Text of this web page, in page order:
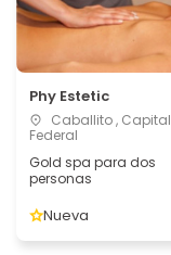
Phy Estetic
Caballito , Capital
Federal
Gold spa para dos
personas
Nueva